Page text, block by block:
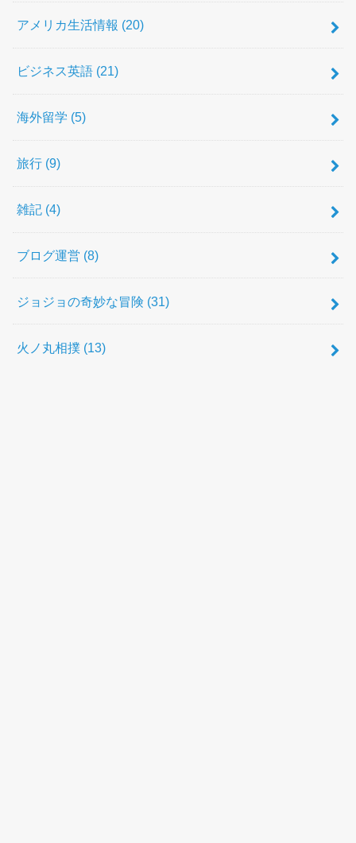
アメリカ生活情報 (20)
ビジネス英語 (21)
海外留学 (5)
旅行 (9)
雑記 (4)
ブログ運営 (8)
ジョジョの奇妙な冒険 (31)
火ノ丸相撲 (13)